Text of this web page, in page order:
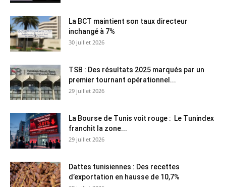
La BCT maintient son taux directeur
inchangé à 7%
30 juillet 2026
TSB : Des résultats 2025 marqués par un
premier tournant opérationnel...
29 juillet 2026
La Bourse de Tunis voit rouge : Le Tunindex
franchit la zone...
29 juillet 2026
Dattes tunisiennes : Des recettes
d’exportation en hausse de 10,7%